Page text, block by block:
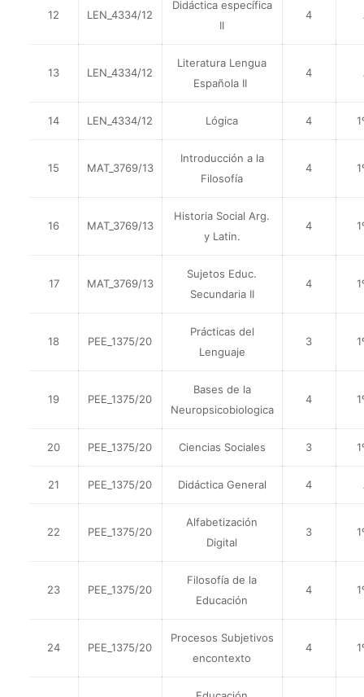
12 LEN_4334/12
Didáctica específica
II
4
13 LEN_4334/12
Literatura Lengua
Española II
4
14 LEN_4334/12 Lógica 4
15 MAT_3769/13
Introducción a la
Filosofía
4
16 MAT_3769/13
Historia Social Arg.
y Latin.
4
17 MAT_3769/13
Sujetos Educ.
Secundaria II
4
18 PEE_1375/20
Prácticas del
Lenguaje
3
19 PEE_1375/20
Bases de la
Neuropsicobiologica
4
20 PEE_1375/20 Ciencias Sociales 3
21 PEE_1375/20 Didáctica General 4
22 PEE_1375/20
Alfabetización
Digital
3
23 PEE_1375/20
Filosofía de la
Educación
4
24 PEE_1375/20
Procesos Subjetivos
encontexto
4